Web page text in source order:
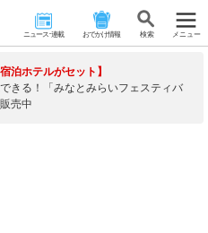
ニュース･連載 おでかけ情報 検 索 メニュー
泊ホテルがセット】
きる！「みなとみらいフェスティバ
売中